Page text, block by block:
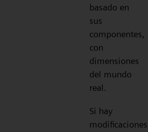
basado en
sus
componentes,
con
dimensiones
del mundo
real.
Si hay
modificaciones